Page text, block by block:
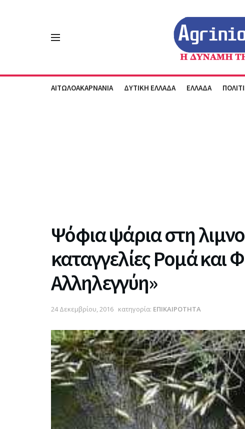
ΑΙΤΩΛΟΑΚΑΡΝΑΝΙΑ ΔΥΤΙΚΗ ΕΛΛΑΔΑ ΕΛΛΑΔΑ
Ψόφια ψάρια στη
καταγγελίες Ρομά και
Αλληλεγγύη»
24 Δεκεμβρίου, 2016 κατηγορία: ΕΠΙΚΑΙΡΟΤΗΤΑ